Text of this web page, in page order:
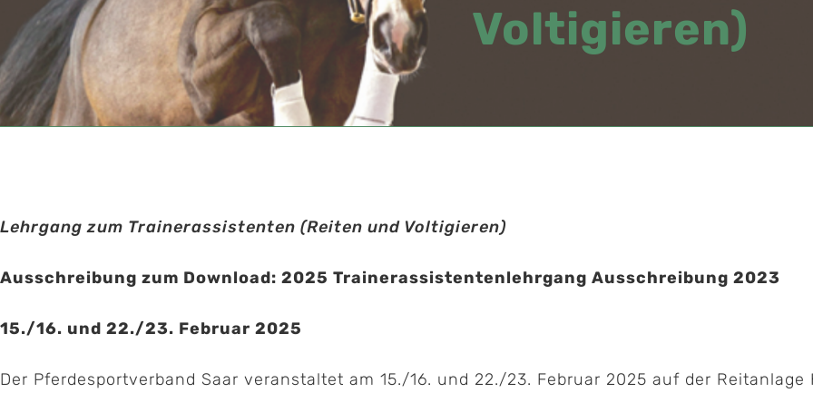
Voltigieren)
Lehrgang zum Trainerassistenten (Reiten und Voltigieren)
Ausschreibung zum Download: 2025 Trainerassistentenlehrgang Ausschreibung 2023
15./16. und 22./23. Februar 2025
Der Pferdesportverband Saar veranstaltet am 15./16. und 22./23. Februar 2025 auf der